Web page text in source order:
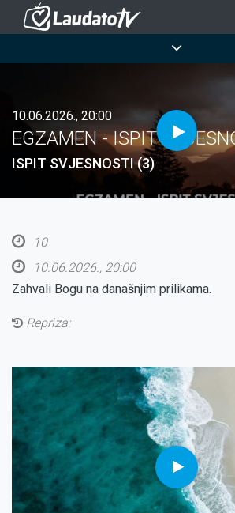
Skoči
sadržaj
10.06.2026., 20:00
EGZAMEN - ISPIT
ISPIT SVJESNOSTI (3)
10
10.06.2026., 20:00
Zahvali Bogu na današnjim prilikama.
Repriza: